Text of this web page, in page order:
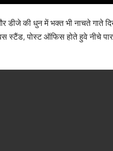
की धुन में भक्त भी नाचते गाते
स्टैंड, पोस्ट ऑफिस होते हुवे नीचे